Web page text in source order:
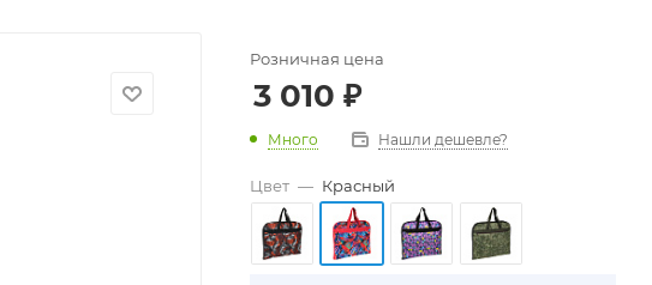
Розничная цена
3 010 ₽
Много Нашли дешевле?
Цвет — Красный